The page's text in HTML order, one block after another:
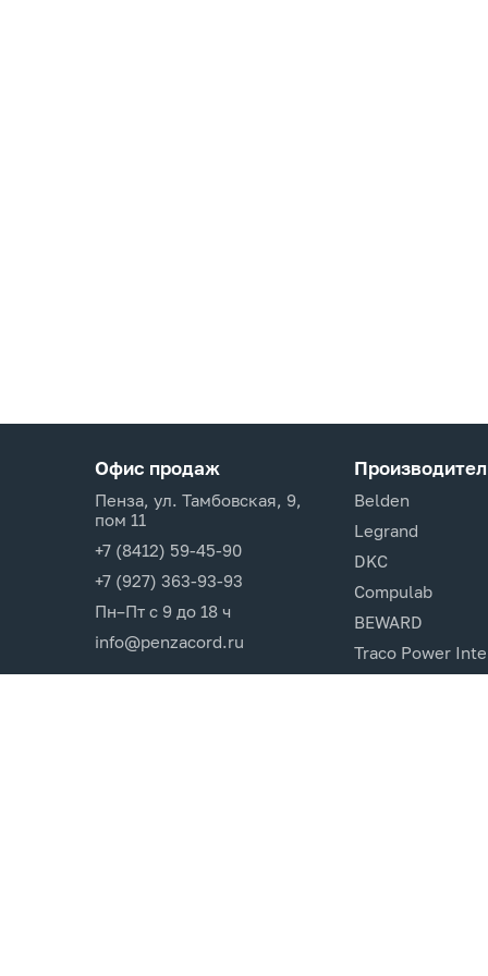
Офис продаж
Пенза, ул. Тамбовская, 9,
пом 11
+7 (8412) 59-45-90
+7 (927) 363-93-93
Пн–Пт с 9 до 18 ч
info@penzacord.ru
Belden
Legrand
DKC
Compulab
BEWARD
Traco Power